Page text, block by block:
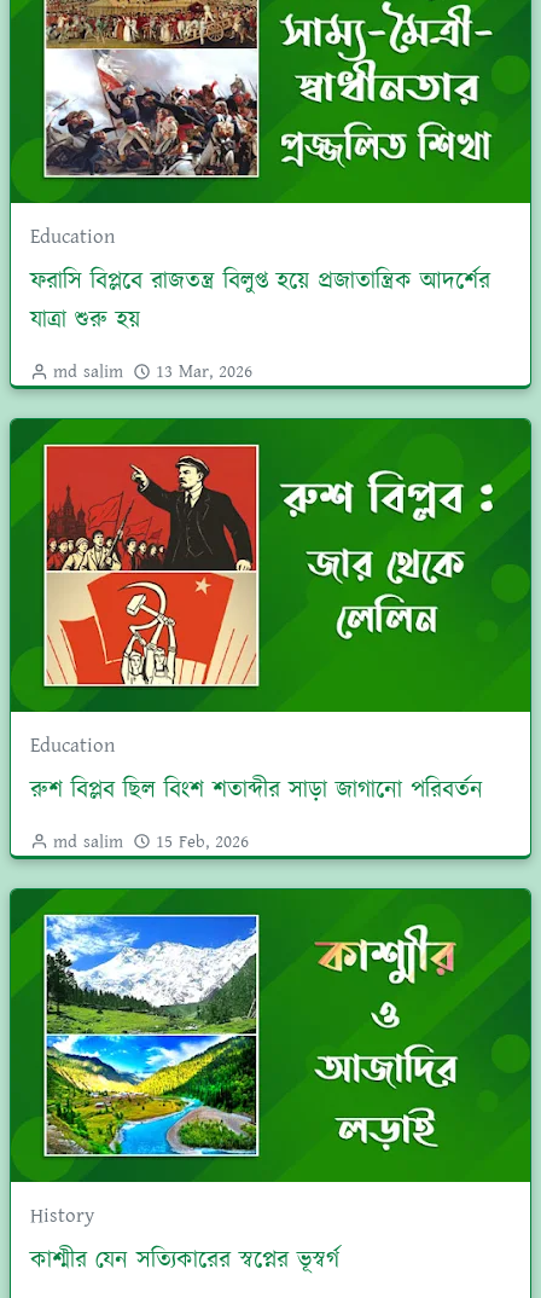
Education
ফরাসি বিপ্লবে রাজতন্ত্র বিলুপ্ত হয়ে প্রজাতান্ত্রিক আদর্শের
যাত্রা শুরু হয়
md salim 13 Mar, 2026
Education
রুশ বিপ্লব ছিল বিংশ শতাব্দীর সাড়া জাগানো পরিবর্তন
md salim 15 Feb, 2026
History
কাশ্মীর যেন সত্যিকারের স্বপ্নের ভূস্বর্গ